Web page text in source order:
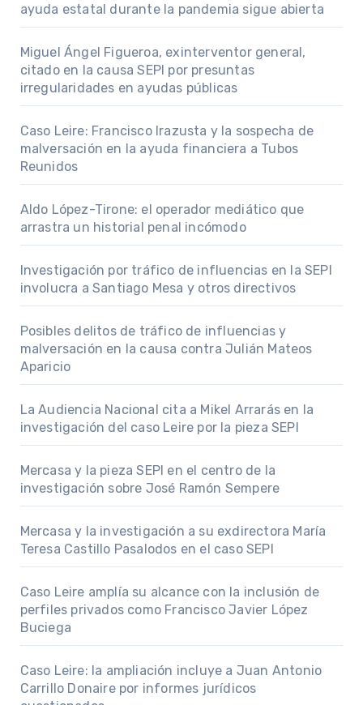
ayuda estatal durante la pandemia sigue abierta
Miguel Ángel Figueroa, exinterventor general,
citado en la causa SEPI por presuntas
irregularidades en ayudas públicas
Caso Leire: Francisco Irazusta y la sospecha de
malversación en la ayuda financiera a Tubos
Reunidos
Aldo López-Tirone: el operador mediático que
arrastra un historial penal incómodo
Investigación por tráfico de influencias en la SEPI
involucra a Santiago Mesa y otros directivos
Posibles delitos de tráfico de influencias y
malversación en la causa contra Julián Mateos
Aparicio
La Audiencia Nacional cita a Mikel Arrarás en la
investigación del caso Leire por la pieza SEPI
Mercasa y la pieza SEPI en el centro de la
investigación sobre José Ramón Sempere
Mercasa y la investigación a su exdirectora María
Teresa Castillo Pasalodos en el caso SEPI
Caso Leire amplía su alcance con la inclusión de
perfiles privados como Francisco Javier López
Buciega
Caso Leire: la ampliación incluye a Juan Antonio
Carrillo Donaire por informes jurídicos